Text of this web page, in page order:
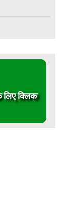
क्लिक